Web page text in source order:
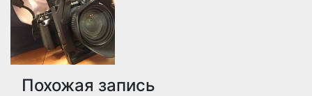
Похожая запись